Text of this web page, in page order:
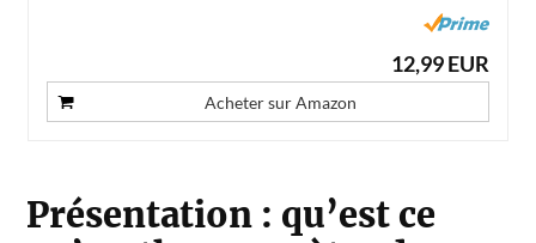
12,99 EUR
Acheter sur Amazon
Présentation : qu’est ce